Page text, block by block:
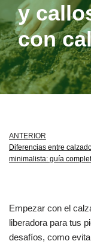
y
con
ANTERIOR
Diferencias entre
minimalista: guía
Empezar con el
liberadora para tus
desafíos, como